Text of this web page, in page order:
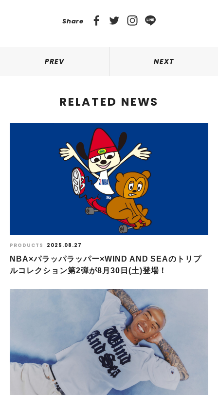
Share
PREV NEXT
RELATED NEWS
PRODUCTS 2025.08.27
NBA×パラッパラッパー×WIND AND SEAのトリプ
ルコレクション第2弾が8月30日(土)登場！